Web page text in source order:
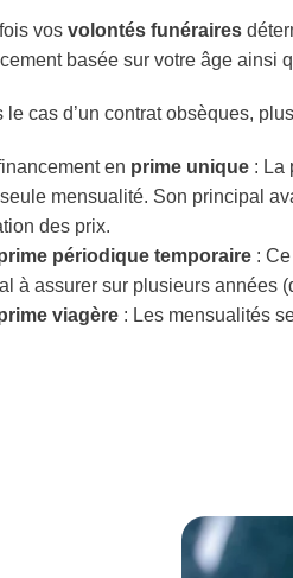
vosvolontés funéraires
basée sur votre âge ainsi
le cas d’un contrat obsèques,
en prime unique : La
mensualité. Son principal
des prix.
périodique temporaire :
à assurer sur plusieurs années
viagère : Les mensualités